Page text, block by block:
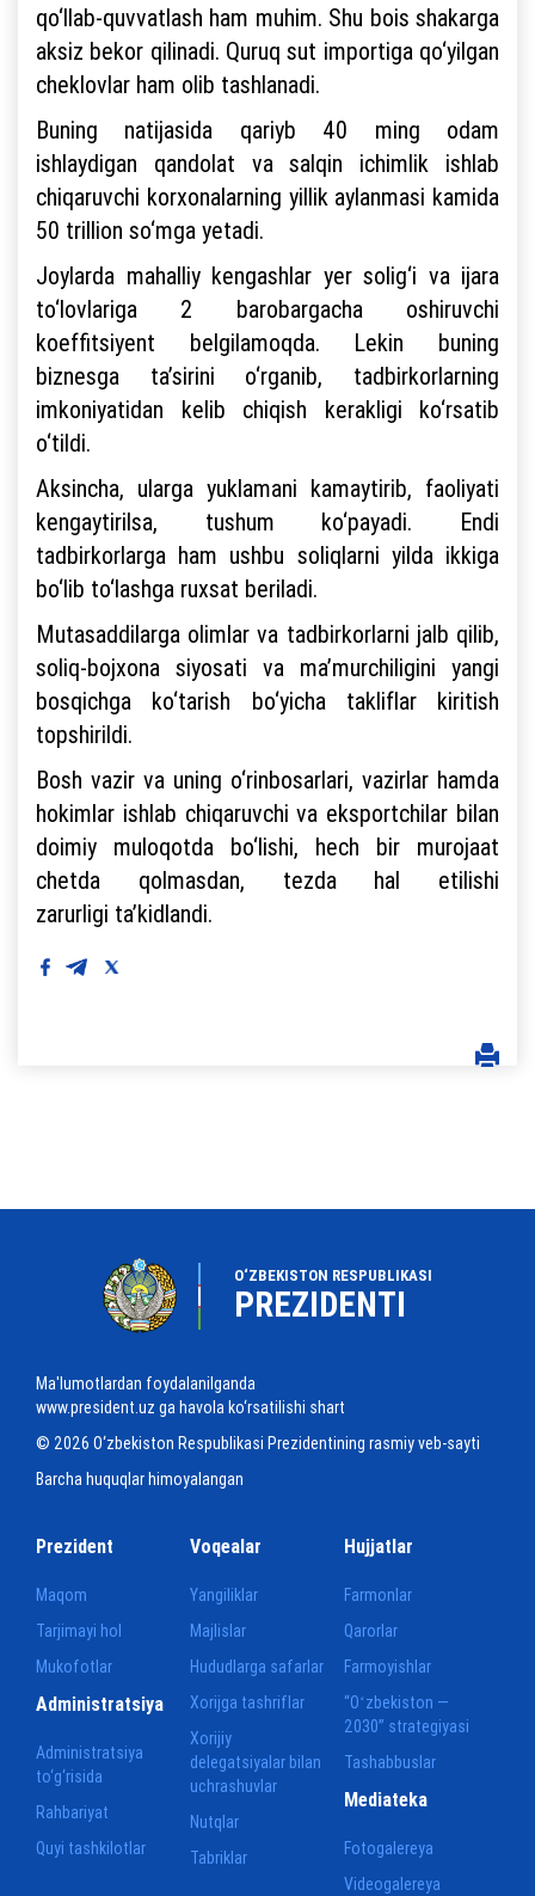
qo‘llab-quvvatlash ham muhim. Shu bois shakarga
aksiz bekor qilinadi. Quruq sut importiga qo‘yilgan
cheklovlar ham olib tashlanadi.
Buning natijasida qariyb 40 ming odam
ishlaydigan qandolat va salqin ichimlik ishlab
chiqaruvchi korxonalarning yillik aylanmasi kamida
50 trillion so‘mga yetadi.
Joylarda mahalliy kengashlar yer solig‘i va ijara
to‘lovlariga 2 barobargacha oshiruvchi
koeffitsiyent belgilamoqda. Lekin buning
biznesga ta’sirini o‘rganib, tadbirkorlarning
imkoniyatidan kelib chiqish kerakligi ko‘rsatib
o‘tildi.
Aksincha, ularga yuklamani kamaytirib, faoliyati
kengaytirilsa, tushum ko‘payadi. Endi
tadbirkorlarga ham ushbu soliqlarni yilda ikkiga
bo‘lib to‘lashga ruxsat beriladi.
Mutasaddilarga olimlar va tadbirkorlarni jalb qilib,
soliq-bojxona siyosati va ma’murchiligini yangi
bosqichga ko‘tarish bo‘yicha takliflar kiritish
topshirildi.
Bosh vazir va uning o‘rinbosarlari, vazirlar hamda
hokimlar ishlab chiqaruvchi va eksportchilar bilan
doimiy muloqotda bo‘lishi, hech bir murojaat
chetda qolmasdan, tezda hal etilishi
zarurligi ta’kidlandi.
O‘ZBEKISTON RESPUBLIKASI
PREZIDENTI
Ma'lumotlardan foydalanilganda
www.president.uz ga havola ko‘rsatilishi shart
© 2026 O‘zbekiston Respublikasi Prezidentining rasmiy veb-sayti
Barcha huquqlar himoyalangan
Prezident
Maqom
Tarjimayi hol
Mukofotlar
Voqealar
Yangiliklar
Majlislar
Hududlarga safarlar
Xorijga tashriflar
Xorijiy
delegatsiyalar bilan
uchrashuvlar
Nutqlar
Tabriklar
Hujjatlar
Farmonlar
Qarorlar
Farmoyishlar
“Oʻzbekiston —
2030” strategiyasi
Tashabbuslar
Administratsiya
Administratsiya
to‘g‘risida
Rahbariyat
Quyi tashkilotlar
Mediateka
Fotogalereya
Videogalereya